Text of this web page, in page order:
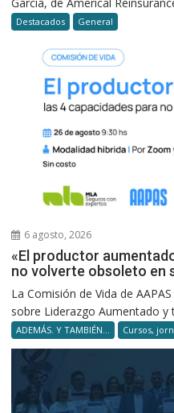
Destacados General
6 agosto, 2026
«El productor
no volverte obsoleto en
La Comisión de Vida de
sobre Liderazgo Aumentado y
ADEMÁS. Y TAMBIÉN... Cursos,